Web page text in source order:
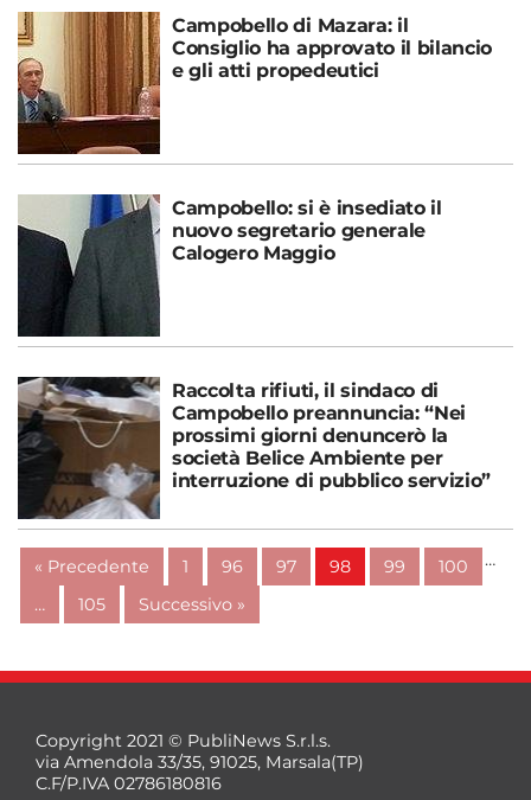
Campobello di Mazara: il
Consiglio ha approvato il bilancio
e gli atti propedeutici
Campobello: si è insediato il
nuovo segretario generale
Calogero Maggio
Raccolta rifiuti, il sindaco di
Campobello preannuncia: “Nei
prossimi giorni denuncerò la
società Belice Ambiente per
interruzione di pubblico servizio”
« Precedente 1 …
96 97 98 99
100
…
105 Successivo »
Copyright 2021 © PubliNews S.r.l.s.
via Amendola 33/35, 91025, Marsala(TP)
C.F/P.IVA 02786180816